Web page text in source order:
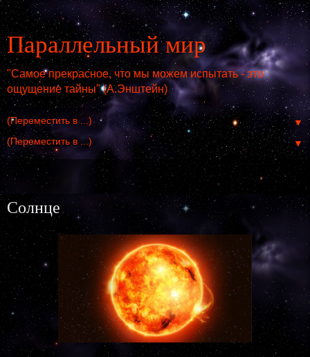
Параллельный мир
"Самое прекрасное, что мы можем испытать - это
ощущение тайны" (А.Энштейн)
▼
▼
воскресенье, 5 ноября 2017 г.
Солнце